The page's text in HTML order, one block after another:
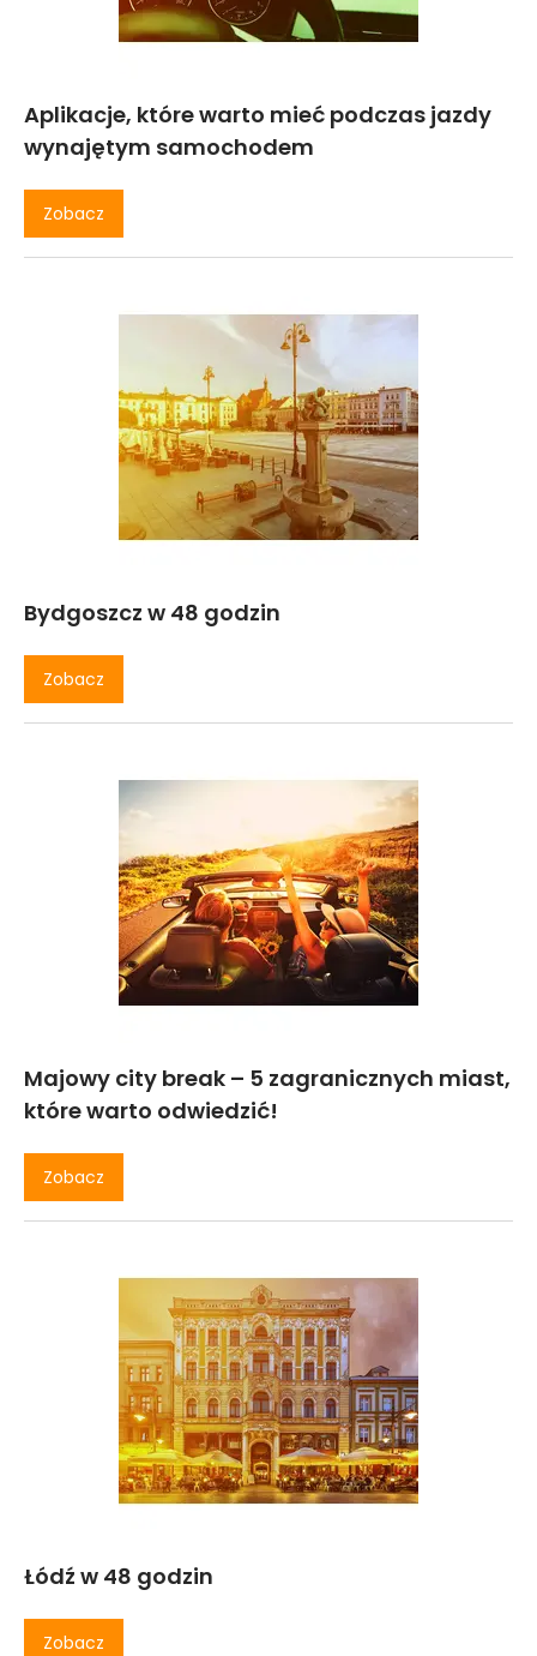
Aplikacje, które warto mieć podczas jazdy
wynajętym samochodem
Zobacz
Bydgoszcz w 48 godzin
Zobacz
Majowy city break – 5 zagranicznych miast,
które warto odwiedzić!
Zobacz
Łódź w 48 godzin
Zobacz